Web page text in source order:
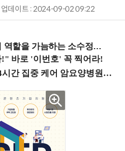
업데이트 : 2024-09-02 09:22
소수정예 실습 워크숍 (8/28 신논현역)